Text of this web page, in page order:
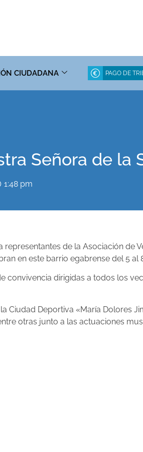
CIUDADANA PAGO DE
Señora de la
1:48 pm
de la Asociación de
en este barrio egabrense del 5 al
convivencia dirigidas a todos los
Ciudad Deportiva «María Dolores
otras junto a las actuaciones